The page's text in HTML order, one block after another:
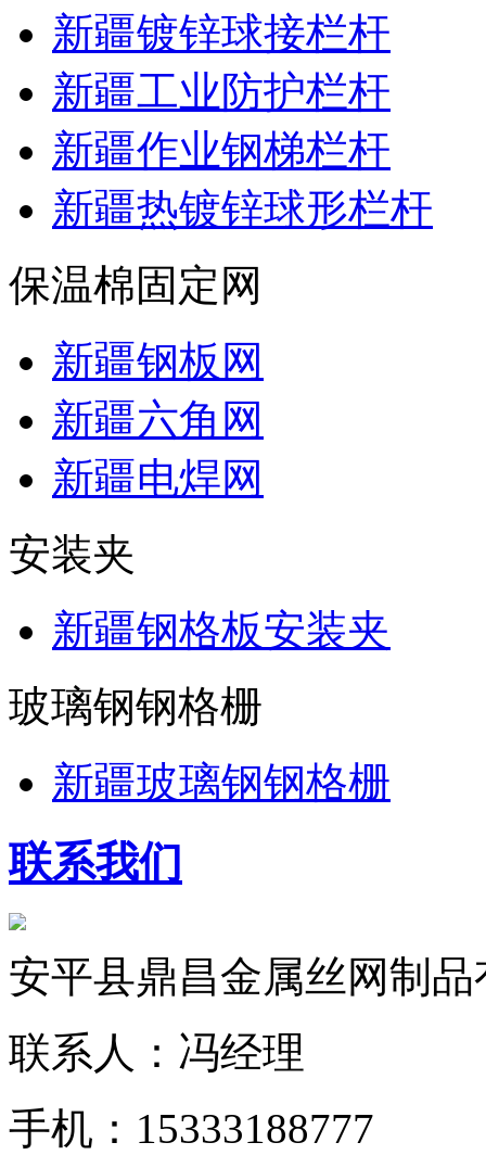
新疆镀锌球接栏杆
新疆工业防护栏杆
新疆作业钢梯栏杆
新疆热镀锌球形栏杆
保温棉固定网
新疆钢板网
新疆六角网
新疆电焊网
安装夹
新疆钢格板安装夹
玻璃钢钢格栅
新疆玻璃钢钢格栅
联系我们
安平县鼎昌金属丝网制
联系人：冯经理
手机：15333188777